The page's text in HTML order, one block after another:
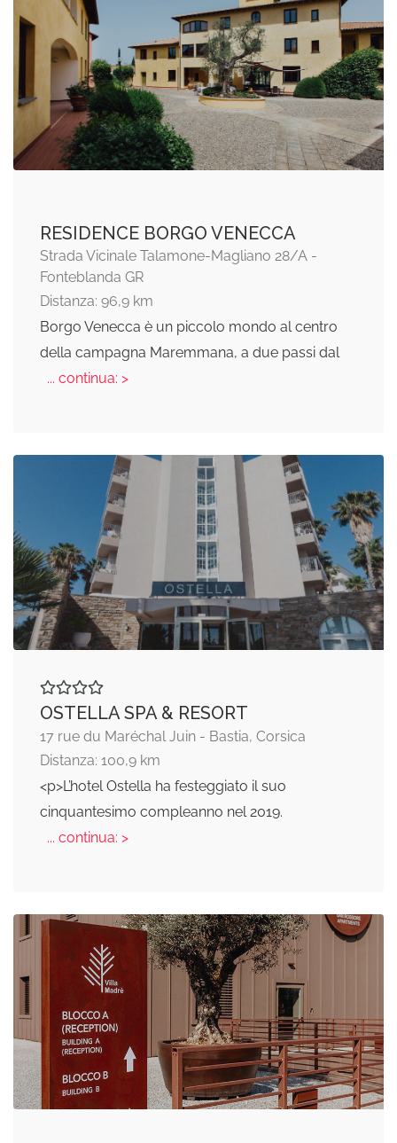
RESIDENCE BORGO VENECCA
Strada Vicinale Talamone-Magliano 28/A -
Fonteblanda GR
Distanza: 96,9 km
Borgo Venecca è un piccolo mondo al centro
della campagna Maremmana, a due passi dal
... continua: >
OSTELLA SPA & RESORT
17 rue du Maréchal Juin - Bastia, Corsica
Distanza: 100,9 km
<p>L’hotel Ostella ha festeggiato il suo
cinquantesimo compleanno nel 2019.
... continua: >